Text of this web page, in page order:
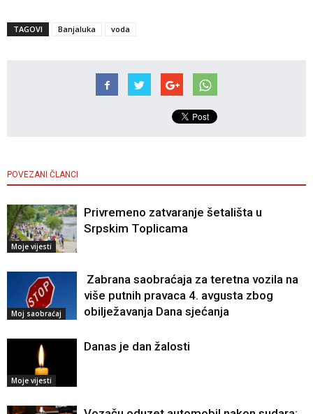
TAGOVI Banjaluka voda
POVEZANI ČLANCI
Moje vijesti
Privremeno zatvaranje šetališta u
Srpskim Toplicama
Moj saobraćaj
Zabrana saobraćaja za teretna vozila na
više putnih pravaca 4. avgusta zbog
obilježavanja Dana sjećanja
Moje vijesti
Danas je dan žalosti